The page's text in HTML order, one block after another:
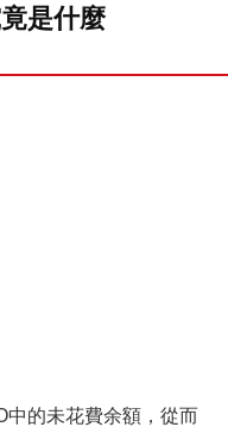
是什麼
中的未花費余額，從而